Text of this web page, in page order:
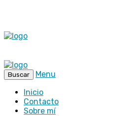
Buscar
Menu
Inicio
Contacto
Sobre mí